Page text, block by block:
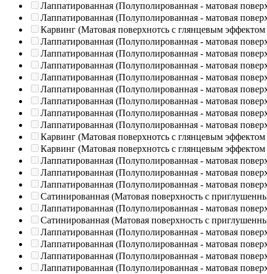
Лаппатированная (Полуполированная - матовая
Лаппатированная (Полуполированная - матовая
Карвинг (Матовая поверхнотсь с глянцевым эффектом
Лаппатированная (Полуполированная - матовая
Лаппатированная (Полуполированная - матовая
Лаппатированная (Полуполированная - матовая
Лаппатированная (Полуполированная - матовая
Лаппатированная (Полуполированная - матовая
Лаппатированная (Полуполированная - матовая
Лаппатированная (Полуполированная - матовая
Лаппатированная (Полуполированная - матовая
Карвинг (Матовая поверхнотсь с глянцевым эффектом
Карвинг (Матовая поверхнотсь с глянцевым эффектом
Лаппатированная (Полуполированная - матовая
Лаппатированная (Полуполированная - матовая
Лаппатированная (Полуполированная - матовая
Сатинированная (Матовая поверхность с
Лаппатированная (Полуполированная - матовая
Сатинированная (Матовая поверхность с
Лаппатированная (Полуполированная - матовая
Лаппатированная (Полуполированная - матовая
Лаппатированная (Полуполированная - матовая
Лаппатированная (Полуполированная - матовая